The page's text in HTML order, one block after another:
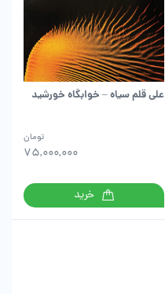
علی قلم سیاه – خوابگاه خورشید
75,000,000
تومان
خرید